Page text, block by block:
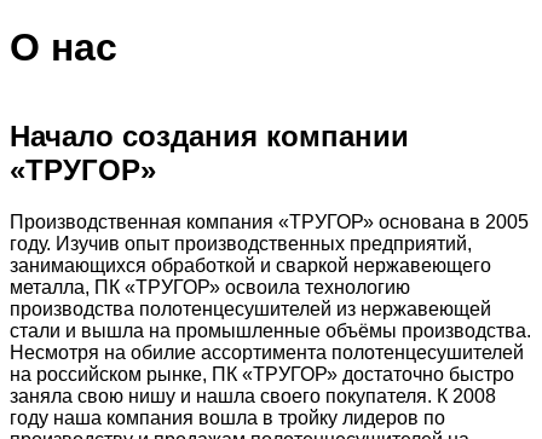
О нас
Начало создания компании
«ТРУГОР»
Производственная компания «ТРУГОР» основана в 2005
году. Изучив опыт производственных предприятий,
занимающихся обработкой и сваркой нержавеющего
металла, ПК «ТРУГОР» освоила технологию
производства полотенцесушителей из нержавеющей
стали и вышла на промышленные объёмы производства.
Несмотря на обилие ассортимента полотенцесушителей
на российском рынке, ПК «ТРУГОР» достаточно быстро
заняла свою нишу и нашла своего покупателя. К 2008
году наша компания вошла в тройку лидеров по